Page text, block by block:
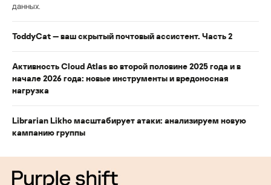
данных.
ToddyCat — ваш скрытый почтовый ассистент. Часть 2
Активность Cloud Atlas во второй половине 2025 года и в
начале 2026 года: новые инструменты и вредоносная
нагрузка
Librarian Likho масштабирует атаки: анализируем новую
кампанию группы